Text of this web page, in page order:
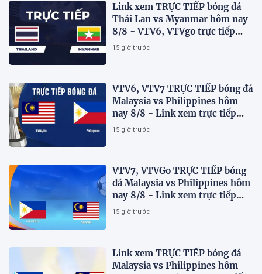
Link xem TRỰC TIẾP bóng đá
Thái Lan vs Myanmar hôm nay
8/8 - VTV6, VTVgo trực tiếp
AFF Cup 2026
15 giờ trước
VTV6, VTV7 TRỰC TIẾP bóng đá
Malaysia vs Philippines hôm
nay 8/8 - Link xem trực tiếp
AFF Cup 2026 mới nhất
15 giờ trước
VTV7, VTVGo TRỰC TIẾP bóng
đá Malaysia vs Philippines hôm
nay 8/8 - Link xem trực tiếp
AFF Cup 2026 mới nhất
15 giờ trước
Link xem TRỰC TIẾP bóng đá
Malaysia vs Philippines hôm